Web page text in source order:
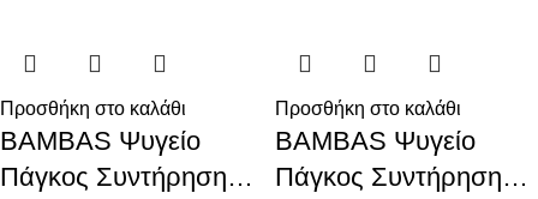
Προσθήκη στο καλάθι
BAMBAS Ψυγείο
Πάγκος Συντήρηση
Προσθήκη στο καλάθι
BAMBAS Ψυγείο
Πάγκος Συντήρηση